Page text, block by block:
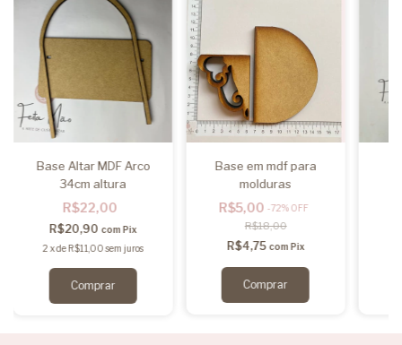
Base Altar MDF Arco
34cm altura
R$22,00
R$20,90 com Pix
2 xdeR$11,00 sem juros
Base em mdf para
molduras
R$5,00-72% OFF
R$18,00
R$4,75 com Pix